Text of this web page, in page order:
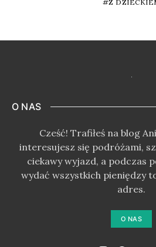
Z
O NAS
Cześć! Trafiłeś na blog
interesujesz się podróżami,
ciekawy wyjazd, a podczas
wydać wszystkich pieniędzy
adres.
O NAS